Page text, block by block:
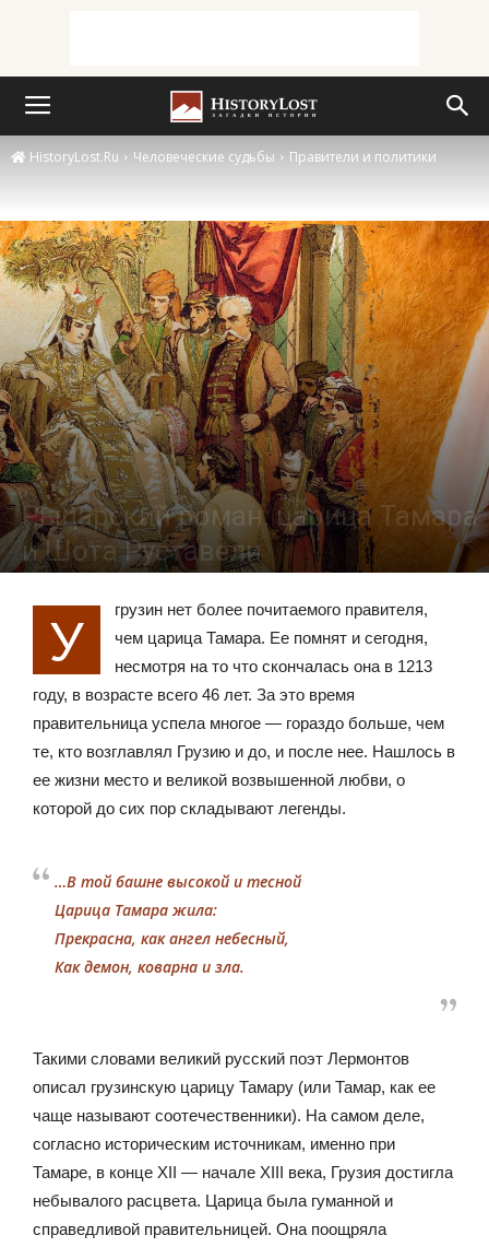
HistoryLost.Ru Человеческие судьбы Правители и политики
Рыцарский роман: царица Тамара
и Шота Руставели
У
грузин нет более почитаемого правителя,
чем царица Тамара. Ее помнят и сегодня,
несмотря на то что скончалась она в 1213
году, в возрасте всего 46 лет. За это время
правительница успела многое — гораздо больше, чем
те, кто возглавлял Грузию и до, и после нее. Нашлось в
ее жизни место и великой возвышенной любви, о
которой до сих пор складывают легенды.
…В той башне высокой и тесной
Царица Тамара жила:
Прекрасна, как ангел небесный,
Как демон, коварна и зла.
Такими словами великий русский поэт Лермонтов
описал грузинскую царицу Тамару (или Тамар, как ее
чаще называют соотечественники). На самом деле,
согласно историческим источникам, именно при
Тамаре, в конце XII — начале XIII века, Грузия достигла
небывалого расцвета. Царица была гуманной и
справедливой правительницей. Она поощряла